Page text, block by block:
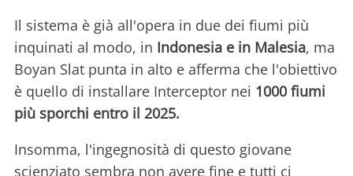
Il sistema è già all'opera in due dei fiumi più
inquinati al modo, in Indonesia e in Malesia, ma
Boyan Slat punta in alto e afferma che l'obiettivo
è quello di installare Interceptor nei 1000 fiumi
più sporchi entro il 2025.
Insomma, l'ingegnosità di questo giovane
scienziato sembra non avere fine e tutti ci